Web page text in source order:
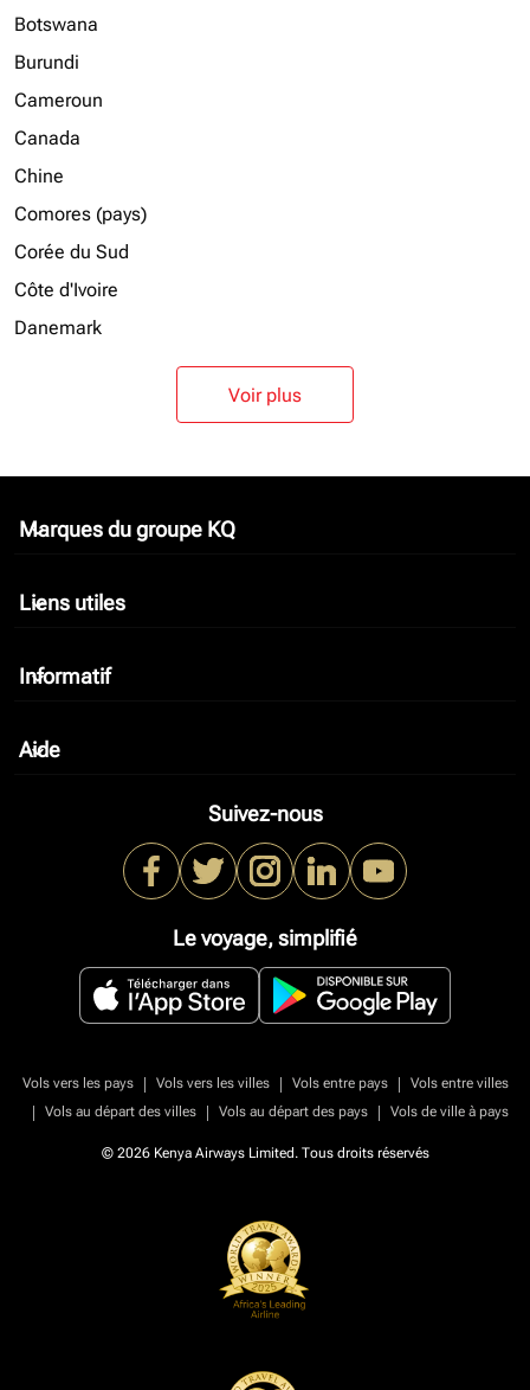
Botswana
Burundi
Cameroun
Canada
Chine
Comores (pays)
Corée du Sud
Côte d'Ivoire
Danemark
Voir plus
Marques du groupe KQ
keyboard_arrow_down
Liens utiles
keyboard_arrow_down
Informatif
keyboard_arrow_down
Aide
keyboard_arrow_down
Suivez-nous
Le voyage, simplifié
Vols vers les pays | Vols vers les villes | Vols entre pays |
Vols entre villes
|
Vols au départ des villes | Vols au départ des pays | Vols de ville à pays
© 2026 Kenya Airways Limited. Tous droits réservés